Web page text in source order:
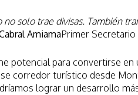
no solo trae divisas. También
AmiamaPrimer Secretario
potencial para convertirse en
corredor turístico desde
lograr un desarrollo